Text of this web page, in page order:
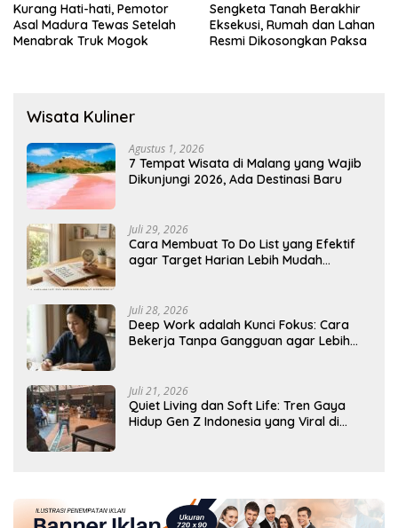
Kurang Hati-hati, Pemotor
Asal Madura Tewas Setelah
Menabrak Truk Mogok
Sengketa Tanah Berakhir
Eksekusi, Rumah dan Lahan
Resmi Dikosongkan Paksa
Wisata Kuliner
Agustus 1, 2026
7 Tempat Wisata di Malang yang Wajib
Dikunjungi 2026, Ada Destinasi Baru
Juli 29, 2026
Cara Membuat To Do List yang Efektif
agar Target Harian Lebih Mudah
Juli 28, 2026
Deep Work adalah Kunci Fokus: Cara
Bekerja Tanpa Gangguan agar Lebih
Juli 21, 2026
Quiet Living dan Soft Life: Tren Gaya
Hidup Gen Z Indonesia yang Viral di